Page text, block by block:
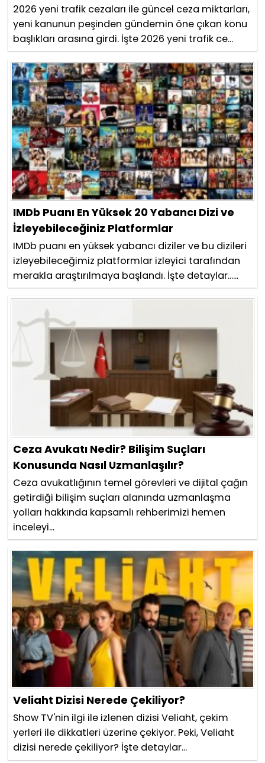
2026 yeni trafik cezaları ile güncel ceza miktarları,
yeni kanunun peşinden gündemin öne çıkan konu
başlıkları arasına girdi. İşte 2026 yeni trafik ce...
IMDb Puanı En Yüksek 20 Yabancı Dizi ve
İzleyebileceğiniz Platformlar
IMDb puanı en yüksek yabancı diziler ve bu dizileri
izleyebileceğimiz platformlar izleyici tarafından
merakla araştırılmaya başlandı. İşte detaylar......
Ceza Avukatı Nedir? Bilişim Suçları
Konusunda Nasıl Uzmanlaşılır?
Ceza avukatlığının temel görevleri ve dijital çağın
getirdiği bilişim suçları alanında uzmanlaşma
yolları hakkında kapsamlı rehberimizi hemen
inceleyi...
Veliaht Dizisi Nerede Çekiliyor?
Show TV'nin ilgi ile izlenen dizisi Veliaht, çekim
yerleri ile dikkatleri üzerine çekiyor. Peki, Veliaht
dizisi nerede çekiliyor? İşte detaylar...